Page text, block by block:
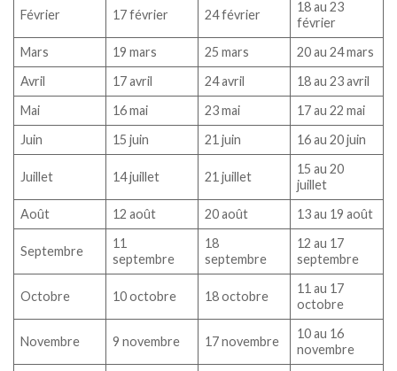
Février 17 février 24 février
18 au 23
février
Mars
19 mars 25 mars
20 au 24 mars
Avril
17 avril 24 avril
18 au 23 avril
Mai
16 mai 23 mai
17 au 22 mai
Juin
15 juin 21 juin 16 au 20 juin
Juillet 14 juillet 21 juillet
15 au 20
juillet
Août
12 août 20 août 13 au 19 août
Septembre
11
septembre
18
septembre
12 au 17
septembre
Octobre 10 octobre 18 octobre
11 au 17
octobre
Novembre 9 novembre 17 novembre
10 au 16
novembre